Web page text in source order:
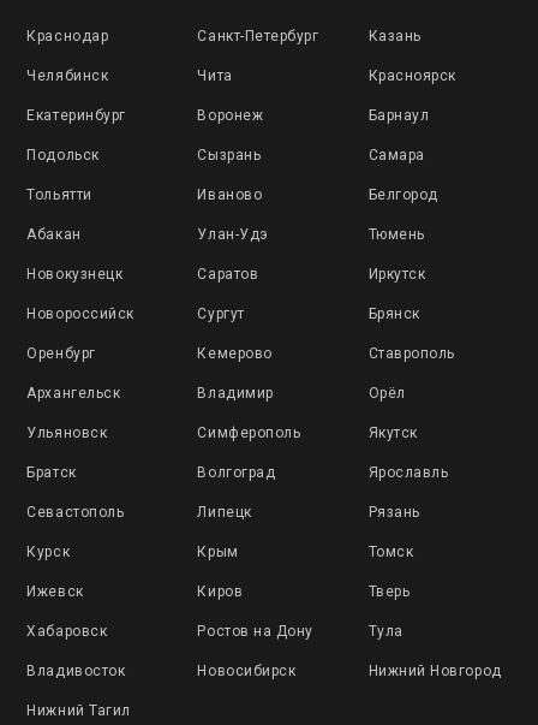
Краснодар Санкт-Петербург Казань
Челябинск Чита Красноярск
Екатеринбург Воронеж Барнаул
Подольск Сызрань Самара
Тольятти Иваново Белгород
Абакан Улан-Удэ Тюмень
Новокузнецк Саратов Иркутск
Новороссийск Сургут Брянск
Оренбург Кемерово Ставрополь
Архангельск Владимир Орёл
Ульяновск Симферополь Якутск
Братск Волгоград Ярославль
Севастополь Липецк Рязань
Курск Крым Томск
Ижевск Киров Тверь
Хабаровск Ростов на Дону Тула
Владивосток Новосибирск Нижний Новгород
Нижний Тагил